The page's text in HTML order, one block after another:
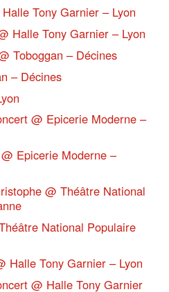
Tony Garnier – Lyon
Halle Tony Garnier – Lyon
Toboggan – Décines
– Décines
@ Epicerie Moderne –
Epicerie Moderne –
@ Théâtre National
National Populaire
Halle Tony Garnier – Lyon
@ Halle Tony Garnier